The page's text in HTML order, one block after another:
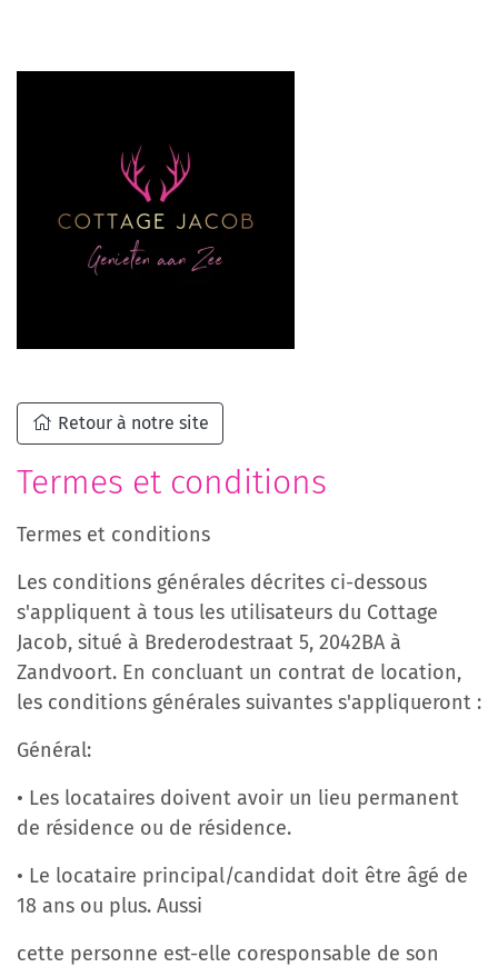
Retour à notre site
Termes et conditions
Termes et conditions
Les conditions générales décrites ci-dessous
s'appliquent à tous les utilisateurs du Cottage
Jacob, situé à Brederodestraat 5, 2042BA à
Zandvoort. En concluant un contrat de location,
les conditions générales suivantes s'appliqueront :
Général:
• Les locataires doivent avoir un lieu permanent
de résidence ou de résidence.
• Le locataire principal/candidat doit être âgé de
18 ans ou plus. Aussi
cette personne est-elle coresponsable de son